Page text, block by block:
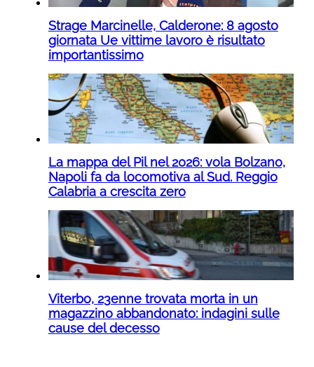
Strage Marcinelle, Calderone: 8 agosto
giornata Ue vittime lavoro è risultato
importantissimo
La mappa del Pil nel 2026: vola Bolzano,
Napoli fa da locomotiva al Sud. Reggio
Calabria a crescita zero
Viterbo, 23enne trovata morta in un
magazzino abbandonato: indagini sulle
cause del decesso